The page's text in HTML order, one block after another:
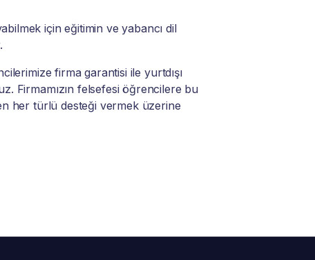
için eğitimin ve yabancı dil
firma garantisi ile yurtdışı
Firmamızın felsefesi öğrencilere bu
her türlü desteği vermek üzerine